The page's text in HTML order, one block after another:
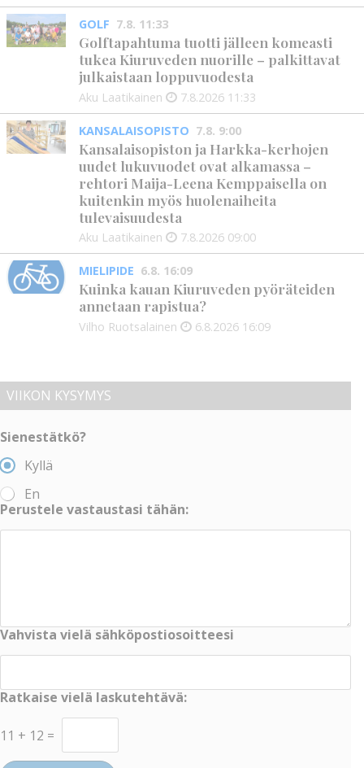
GOLF 7.8. 11:33
Golftapahtuma tuotti jälleen komeasti
tukea Kiuruveden nuorille – palkittavat
julkaistaan loppuvuodesta
Aku Laatikainen 7.8.2026 11:33
KANSALAISOPISTO 7.8. 9:00
Kansalaisopiston ja Harkka-kerhojen
uudet lukuvuodet ovat alkamassa –
rehtori Maija-Leena Kemppaisella on
kuitenkin myös huolenaiheita
tulevaisuudesta
Aku Laatikainen 7.8.2026 09:00
MIELIPIDE 6.8. 16:09
Kuinka kauan Kiuruveden pyöräteiden
annetaan rapistua?
Vilho Ruotsalainen 6.8.2026 16:09
VIIKON KYSYMYS
Sienestätkö?
Kyllä
En
Perustele vastaustasi tähän:
Vahvista vielä sähköpostiosoitteesi
Ratkaise vielä laskutehtävä:
11 + 12 =